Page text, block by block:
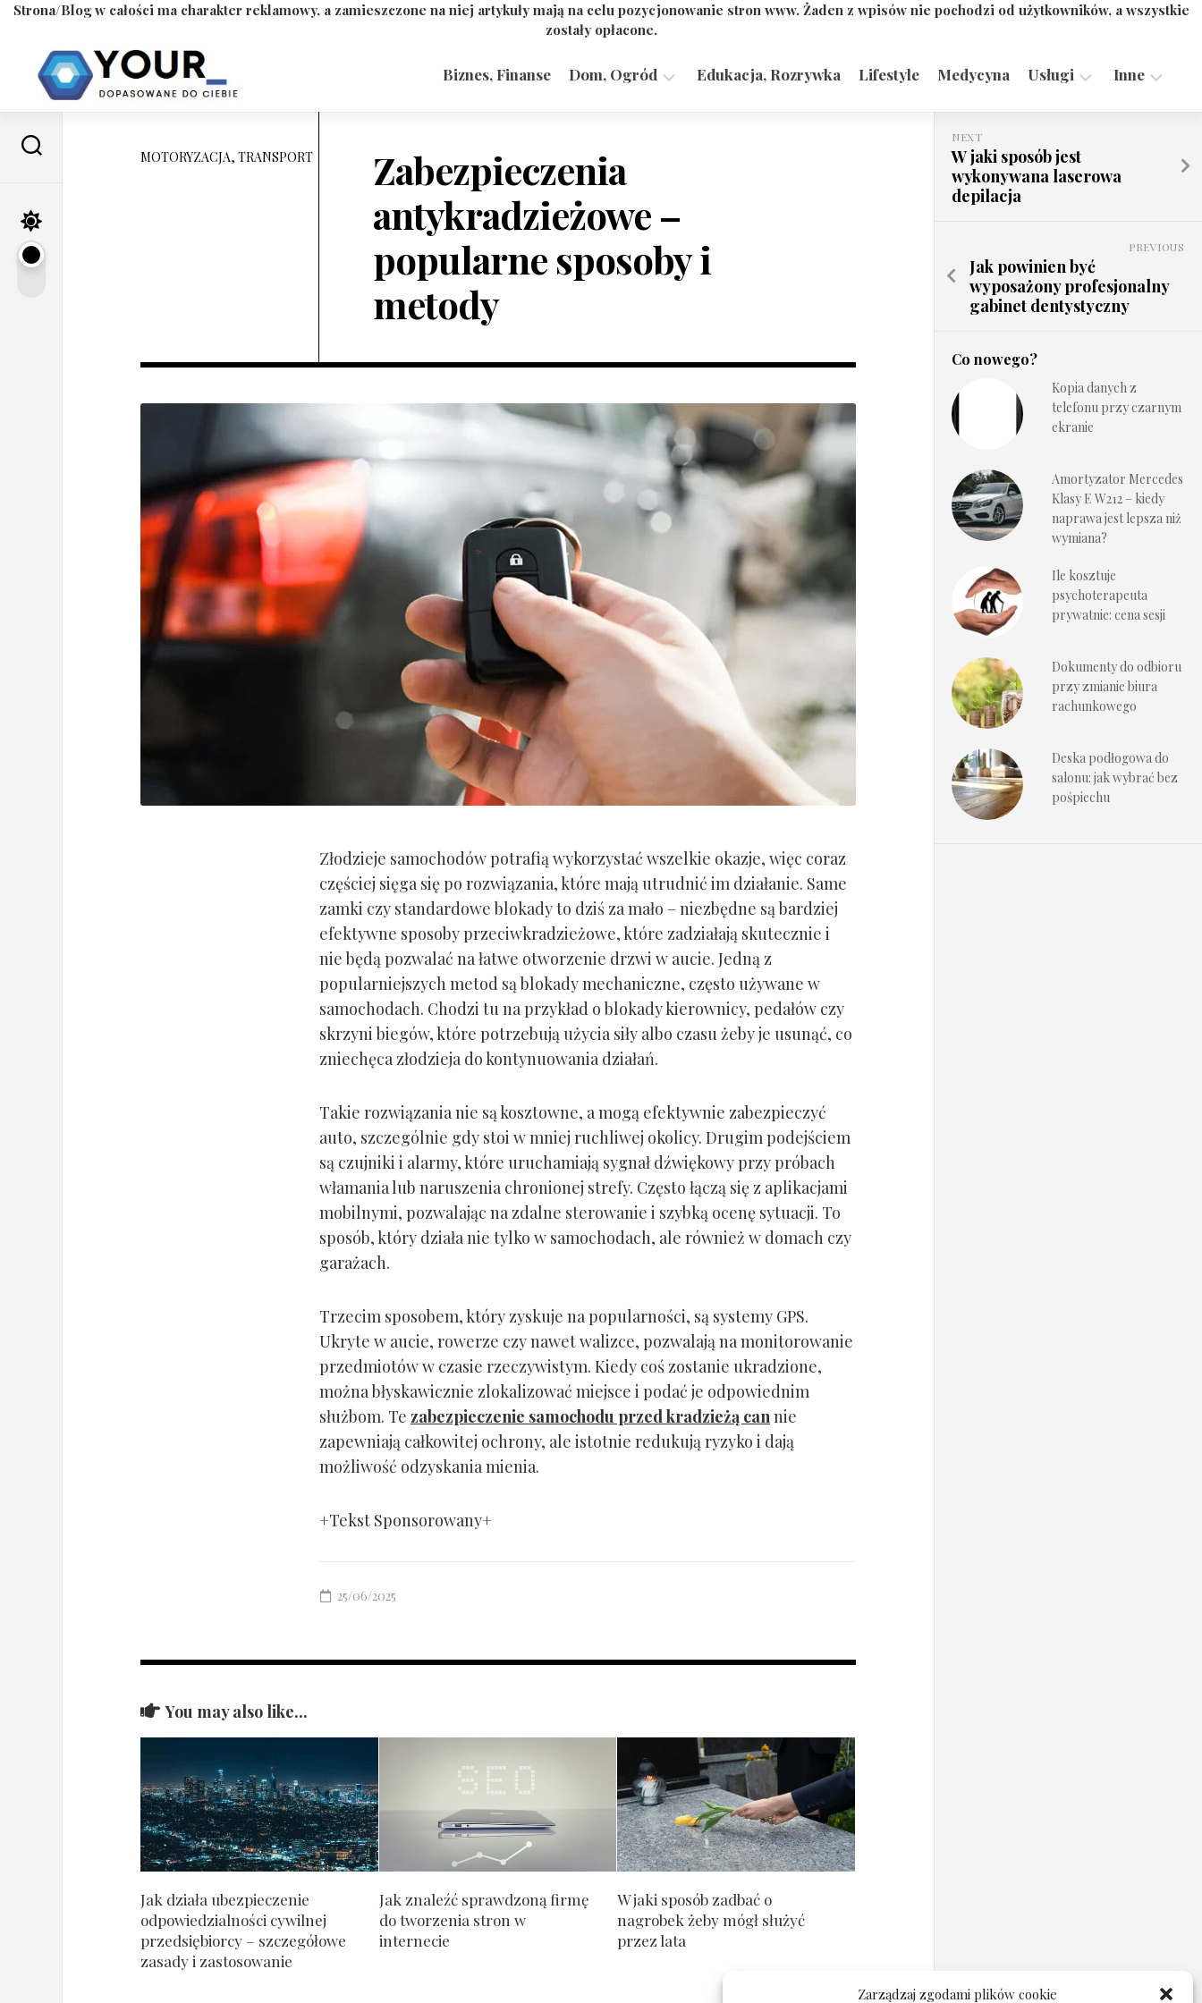
Zarządzaj zgodami plików cookie
Strona/Blog w całości ma charakter reklamowy, a zamieszczone na niej artykuły mają na celu pozycjonowanie stron www. Żaden z wpisów nie pochodzi od użytkowników, a wszystkie
zostały opłacone.
content
Biznes, Finanse Dom, Ogród Edukacja, Rozrywka Lifestyle Medycyna Usługi
Transport
Technologie
Inne
MOTORYZACJA, TRANSPORT
Zabezpieczenia
antykradzieżowe –
popularne sposoby i
metody
Złodzieje samochodów potrafią wykorzystać wszelkie okazje, więc coraz
częściej sięga się po rozwiązania, które mają utrudnić im działanie. Same
zamki czy standardowe blokady to dziś za mało – niezbędne są bardziej
efektywne sposoby przeciwkradzieżowe, które zadziałają skutecznie i
nie będą pozwalać na łatwe otworzenie drzwi w aucie. Jedną z
popularniejszych metod są blokady mechaniczne, często używane w
samochodach. Chodzi tu na przykład o blokady kierownicy, pedałów czy
skrzyni biegów, które potrzebują użycia siły albo czasu żeby je usunąć, co
zniechęca złodzieja do kontynuowania działań.
Takie rozwiązania nie są kosztowne, a mogą efektywnie zabezpieczyć
auto, szczególnie gdy stoi w mniej ruchliwej okolicy. Drugim podejściem
są czujniki i alarmy, które uruchamiają sygnał dźwiękowy przy próbach
włamania lub naruszenia chronionej strefy. Często łączą się z aplikacjami
mobilnymi, pozwalając na zdalne sterowanie i szybką ocenę sytuacji. To
sposób, który działa nie tylko w samochodach, ale również w domach czy
garażach.
Trzecim sposobem, który zyskuje na popularności, są systemy GPS.
Ukryte w aucie, rowerze czy nawet walizce, pozwalają na monitorowanie
przedmiotów w czasie rzeczywistym. Kiedy coś zostanie ukradzione,
można błyskawicznie zlokalizować miejsce i podać je odpowiednim
służbom. Te zabezpieczenie samochodu przed kradzieżą cannie
zapewniają całkowitej ochrony, ale istotnie redukują ryzyko i dają
możliwość odzyskania mienia.
+Tekst Sponsorowany+
25/06/2025
You may also like...
Jak działa ubezpieczenie
odpowiedzialności cywilnej
przedsiębiorcy – szczegółowe
zasady i zastosowanie
Jak znaleźć sprawdzoną firmę
do tworzenia stron w
internecie
W jaki sposób zadbać o
nagrobek żeby mógł służyć
przez lata
NEXT
W jaki sposób jest
wykonywana laserowa
depilacja
PREVIOUS
Jak powinien być
wyposażony profesjonalny
gabinet dentystyczny
Co nowego?
Kopia danych z
telefonu przy czarnym
ekranie
Amortyzator Mercedes
Klasy E W212 – kiedy
naprawa jest lepsza niż
wymiana?
Ile kosztuje
psychoterapeuta
prywatnie: cena sesji
Dokumenty do odbioru
przy zmianie biura
rachunkowego
Deska podłogowa do
salonu: jak wybrać bez
pośpiechu